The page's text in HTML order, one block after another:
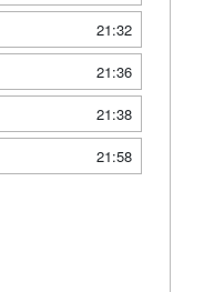
21:32
21:36
21:38
21:58